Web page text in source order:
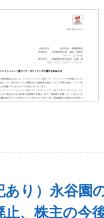
あり）永谷園
止、株主の今